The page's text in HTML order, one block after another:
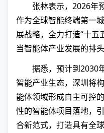
张林表示，2026年
作为全球智能终端第一
展战略，全力打造“十五
当智能体产业发展的排头
据悉，预计到2030
智能产业生态，深圳将
能体领域形成自主可控
性的智能体项目落地，
合新范式，打造具有全